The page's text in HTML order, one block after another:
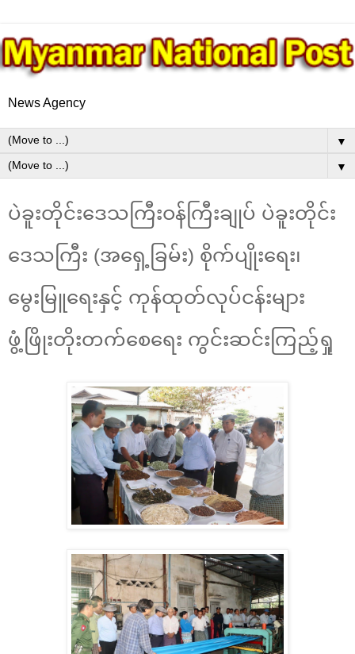
News Agency
▼
▼
ပဲခူးတိုင်းဒေသကြီးဝန်ကြီးချုပ် ပဲခူးတိုင်း
ဒေသကြီး (အရှေ့ခြမ်း) စိုက်ပျိုးရေး၊
မွေးမြူရေးနှင့် ကုန်ထုတ်လုပ်ငန်းများ
ဖွံ့ဖြိုးတိုးတက်စေရေး ကွင်းဆင်းကြည့်ရှု